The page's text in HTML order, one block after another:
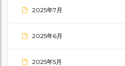
2025年7月
2025年6月
2025年5月